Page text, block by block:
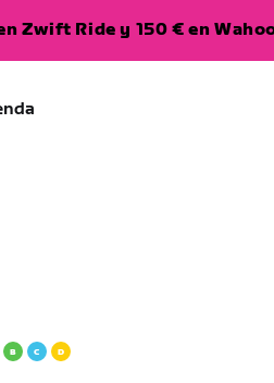
Zwift Ride y 150 € en